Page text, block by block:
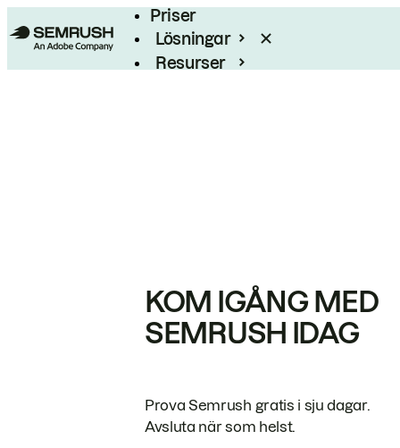
Priser
Lösningar
Resurser
KOM IGÅNG MED
SEMRUSH IDAG
Prova Semrush gratis i sju dagar.
Avsluta när som helst.